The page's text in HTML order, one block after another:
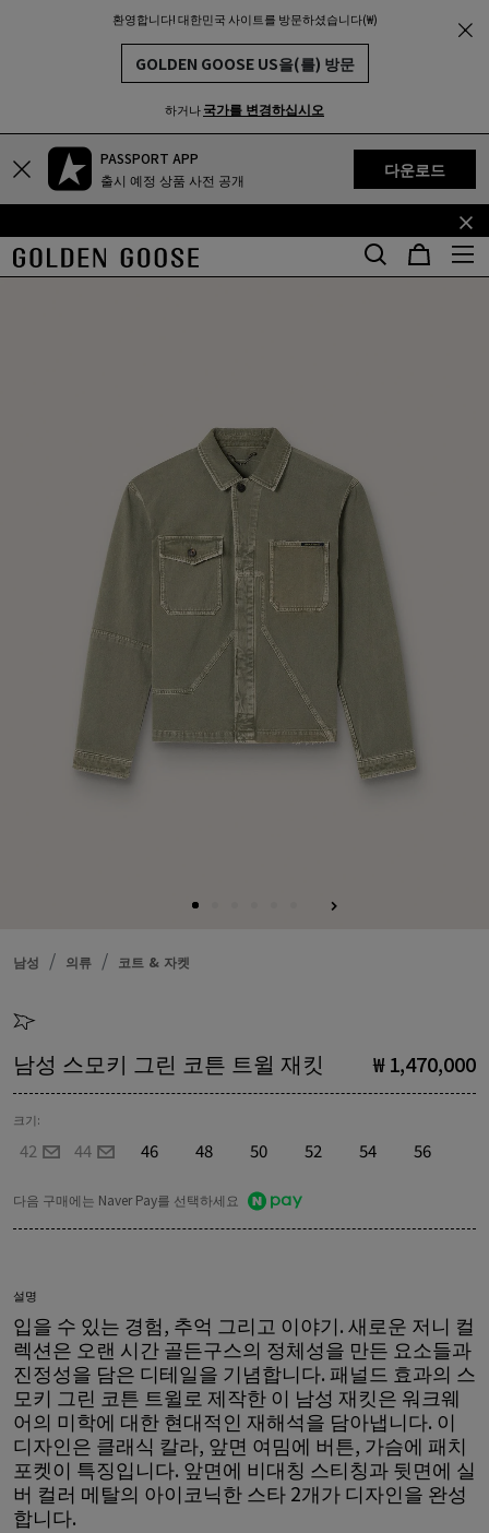
환영합니다! 대한민국 사이트를 방문하셨습니다(₩)
GOLDEN GOOSE US을(를) 방문
하거나국가를 변경하십시오
기
텐
츠
꼬
콘
텐
PASSPORT APP
출시 예정 상품 사전 공개
다운로드
남성 의류 코트 & 자켓
남성 스모키 그린 코튼 트윌 재킷 ₩ 1,470,000
크기:
42 44 46 48 50 52 54 56
다음 구매에는 Naver Pay를 선택하세요
설명
입을 수 있는 경험, 추억 그리고 이야기. 새로운 저니 컬
렉션은 오랜 시간 골든구스의 정체성을 만든 요소들과
진정성을 담은 디테일을 기념합니다. 패널드 효과의 스
모키 그린 코튼 트윌로 제작한 이 남성 재킷은 워크웨
어의 미학에 대한 현대적인 재해석을 담아냅니다. 이
디자인은 클래식 칼라, 앞면 여밈에 버튼, 가슴에 패치
포켓이 특징입니다. 앞면에 비대칭 스티칭과 뒷면에 실
버 컬러 메탈의 아이코닉한 스타 2개가 디자인을 완성
합니다.